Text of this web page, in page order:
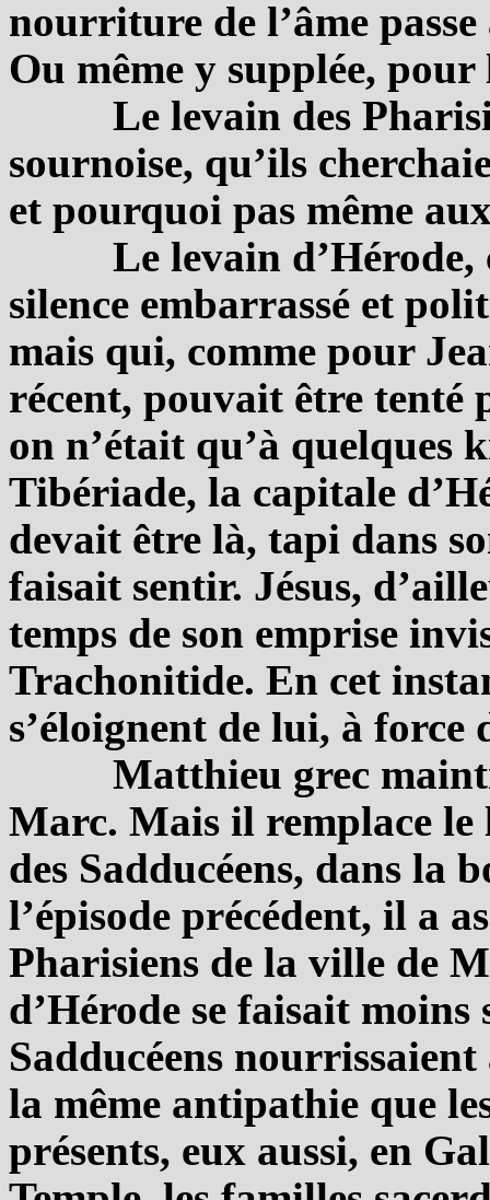
nourriture de l’âme
Ou même y supplée,
Le levain des
sournoise, qu’ils
et pourquoi pas même
Le levain
silence embarrassé et
mais qui, comme pour
récent, pouvait être tenté
on n’était qu’à quelques
Tibériade, la capitale
devait être là, tapi dans
faisait sentir. Jésus,
temps de son emprise
Trachonitide. En cet
s’éloignent de lui, à force
Matthieu grec
Marc. Mais il remplace le
des Sadducéens, dans la
l’épisode précédent, il a
Pharisiens de la ville de
d’Hérode se faisait
Sadducéens
la même antipathie que
présents, eux aussi, en